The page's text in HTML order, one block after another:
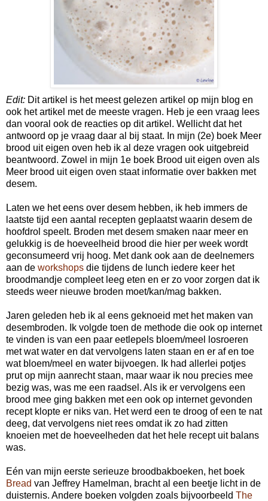
Edit: Dit artikel is het meest gelezen artikel op mijn blog en
ook het artikel met de meeste vragen. Heb je een vraag lees
dan vooral ook de reacties op dit artikel. Wellicht dat het
antwoord op je vraag daar al bij staat. In mijn (2e) boek Meer
brood uit eigen oven heb ik al deze vragen ook uitgebreid
beantwoord. Zowel in mijn 1e boek Brood uit eigen oven als
Meer brood uit eigen oven staat informatie over bakken met
desem.
Laten we het eens over desem hebben, ik heb immers de
laatste tijd een aantal recepten geplaatst waarin desem de
hoofdrol speelt. Broden met desem smaken naar meer en
gelukkig is de hoeveelheid brood die hier per week wordt
geconsumeerd vrij hoog. Met dank ook aan de deelnemers
aan de workshops die tijdens de lunch iedere keer het
broodmandje compleet leeg eten en er zo voor zorgen dat ik
steeds weer nieuwe broden moet/kan/mag bakken.
Jaren geleden heb ik al eens geknoeid met het maken van
desembroden. Ik volgde toen de methode die ook op internet
te vinden is van een paar eetlepels bloem/meel losroeren
met wat water en dat vervolgens laten staan en er af en toe
wat bloem/meel en water bijvoegen. Ik had allerlei potjes
prut op mijn aanrecht staan, maar waar ik nou precies mee
bezig was, was me een raadsel. Als ik er vervolgens een
brood mee ging bakken met een ook op internet gevonden
recept klopte er niks van. Het werd een te droog of een te nat
deeg, dat vervolgens niet rees omdat ik zo had zitten
knoeien met de hoeveelheden dat het hele recept uit balans
was.
Eén van mijn eerste serieuze broodbakboeken, het boek
Bread van Jeffrey Hamelman, bracht al een beetje licht in de
duisternis. Andere boeken volgden zoals bijvoorbeeld The